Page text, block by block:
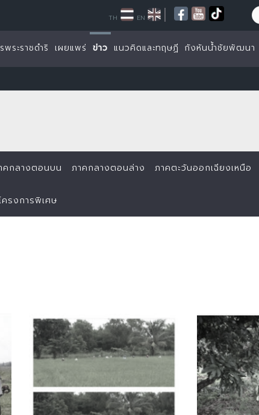
พระราชดำริ เผยแพร่ ข่าว แนวคิดและทฤษฏี กังหันน้ำชัยพัฒนา
TH EN |
คกลางตอนบน ภาคกลางตอนล่าง ภาคตะวันออกเฉียงเหนือ
ครงการพิเศษ